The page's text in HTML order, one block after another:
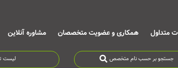
متداول همکاری و عضویت متخصصان مشاوره آنلاین
جستجو بر حسب نام متخصص لیست